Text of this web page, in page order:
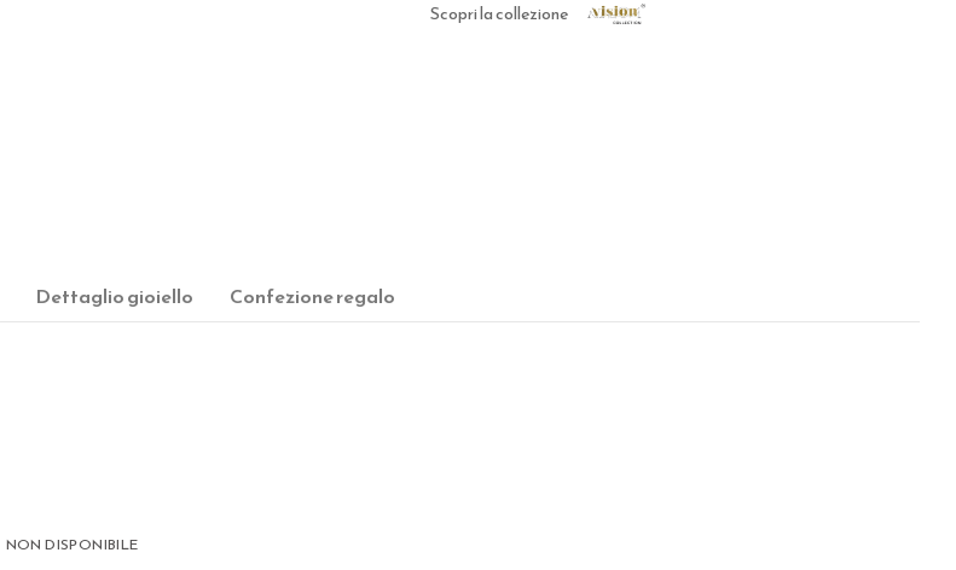
Scopri la collezione
Dettaglio gioiello Confezione regalo
NON DISPONIBILE